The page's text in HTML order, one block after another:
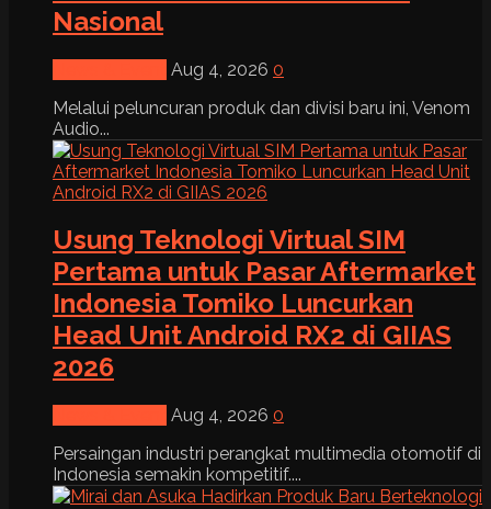
Nasional
Aug 4, 2026 0
Melalui peluncuran produk dan divisi baru ini, Venom
Audio...
Usung Teknologi Virtual SIM
Pertama untuk Pasar Aftermarket
Indonesia Tomiko Luncurkan
Head Unit Android RX2 di GIIAS
2026
Aug 4, 2026 0
Persaingan industri perangkat multimedia otomotif di
Indonesia semakin kompetitif....